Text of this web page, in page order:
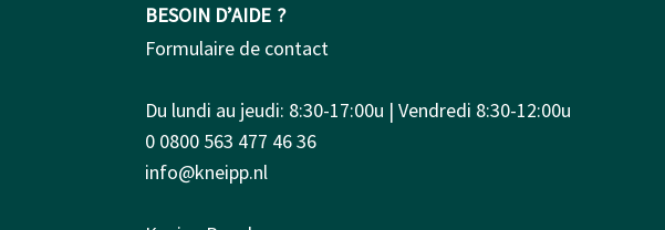
BESOIN D’AIDE ?
Formulaire de contact
Du lundi au jeudi: 8:30-17:00u | Vendredi 8:30-12:00u
0 0800 563 477 46 36
info@kneipp.nl